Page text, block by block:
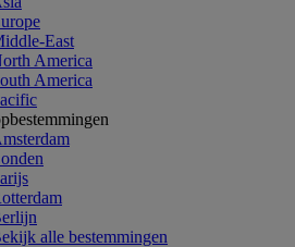
East
America
America
alle bestemmingen